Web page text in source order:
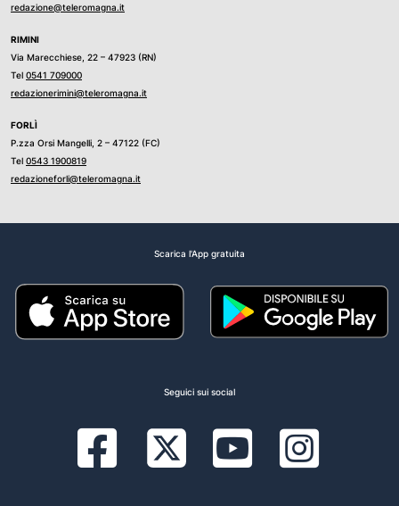
redazione@teleromagna.it
RIMINI
Via Marecchiese, 22 – 47923 (RN)
Tel 0541 709000
redazionerimini@teleromagna.it
FORLÌ
P.zza Orsi Mangelli, 2 – 47122 (FC)
Tel 0543 1900819
redazioneforli@teleromagna.it
Scarica l'App gratuita
Seguici sui social